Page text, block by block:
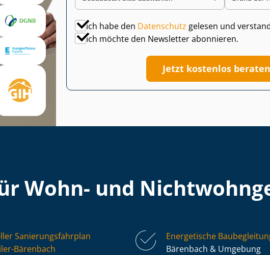
Ich habe den Datenschutz gelesen und
Ich möchte den Newsletter abonnieren.
Jetzt kostenlos
Wohn- und
Sa­nie­rungs­fahr­plan
Bärenbach
Energetische
Bärenbach & Umgebung